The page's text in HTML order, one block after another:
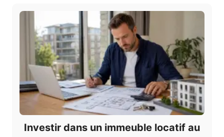
Investir dans un immeuble locatif au